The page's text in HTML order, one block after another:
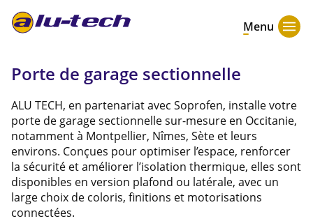
Menu
Porte de garage sectionnelle
ALU TECH, en partenariat avec Soprofen, installe votre
porte de garage sectionnelle sur-mesure en Occitanie,
notamment à Montpellier, Nîmes, Sète et leurs
environs. Conçues pour optimiser l’espace, renforcer
la sécurité et améliorer l’isolation thermique, elles sont
disponibles en version plafond ou latérale, avec un
large choix de coloris, finitions et motorisations
connectées.